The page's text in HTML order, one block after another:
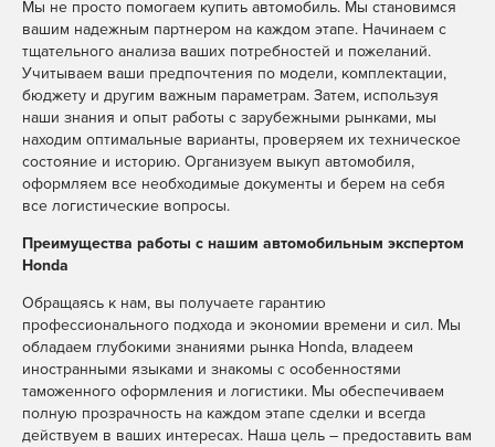
3D
стеклоомывателя
MAX Telegram WhatsApp
Мы не просто помогаем купить автомобиль. Мы становимся
вашим надежным партнером на каждом этапе. Начинаем с
тщательного анализа ваших потребностей и пожеланий.
Учитываем ваши предпочтения по модели, комплектации,
бюджету и другим важным параметрам. Затем, используя
наши знания и опыт работы с зарубежными рынками, мы
находим оптимальные варианты, проверяем их техническое
состояние и историю. Организуем выкуп автомобиля,
оформляем все необходимые документы и берем на себя
все логистические вопросы.
Преимущества работы с нашим автомобильным экспертом
Honda
Обращаясь к нам, вы получаете гарантию
профессионального подхода и экономии времени и сил. Мы
обладаем глубокими знаниями рынка Honda, владеем
иностранными языками и знакомы с особенностями
таможенного оформления и логистики. Мы обеспечиваем
полную прозрачность на каждом этапе сделки и всегда
действуем в ваших интересах. Наша цель – предоставить вам